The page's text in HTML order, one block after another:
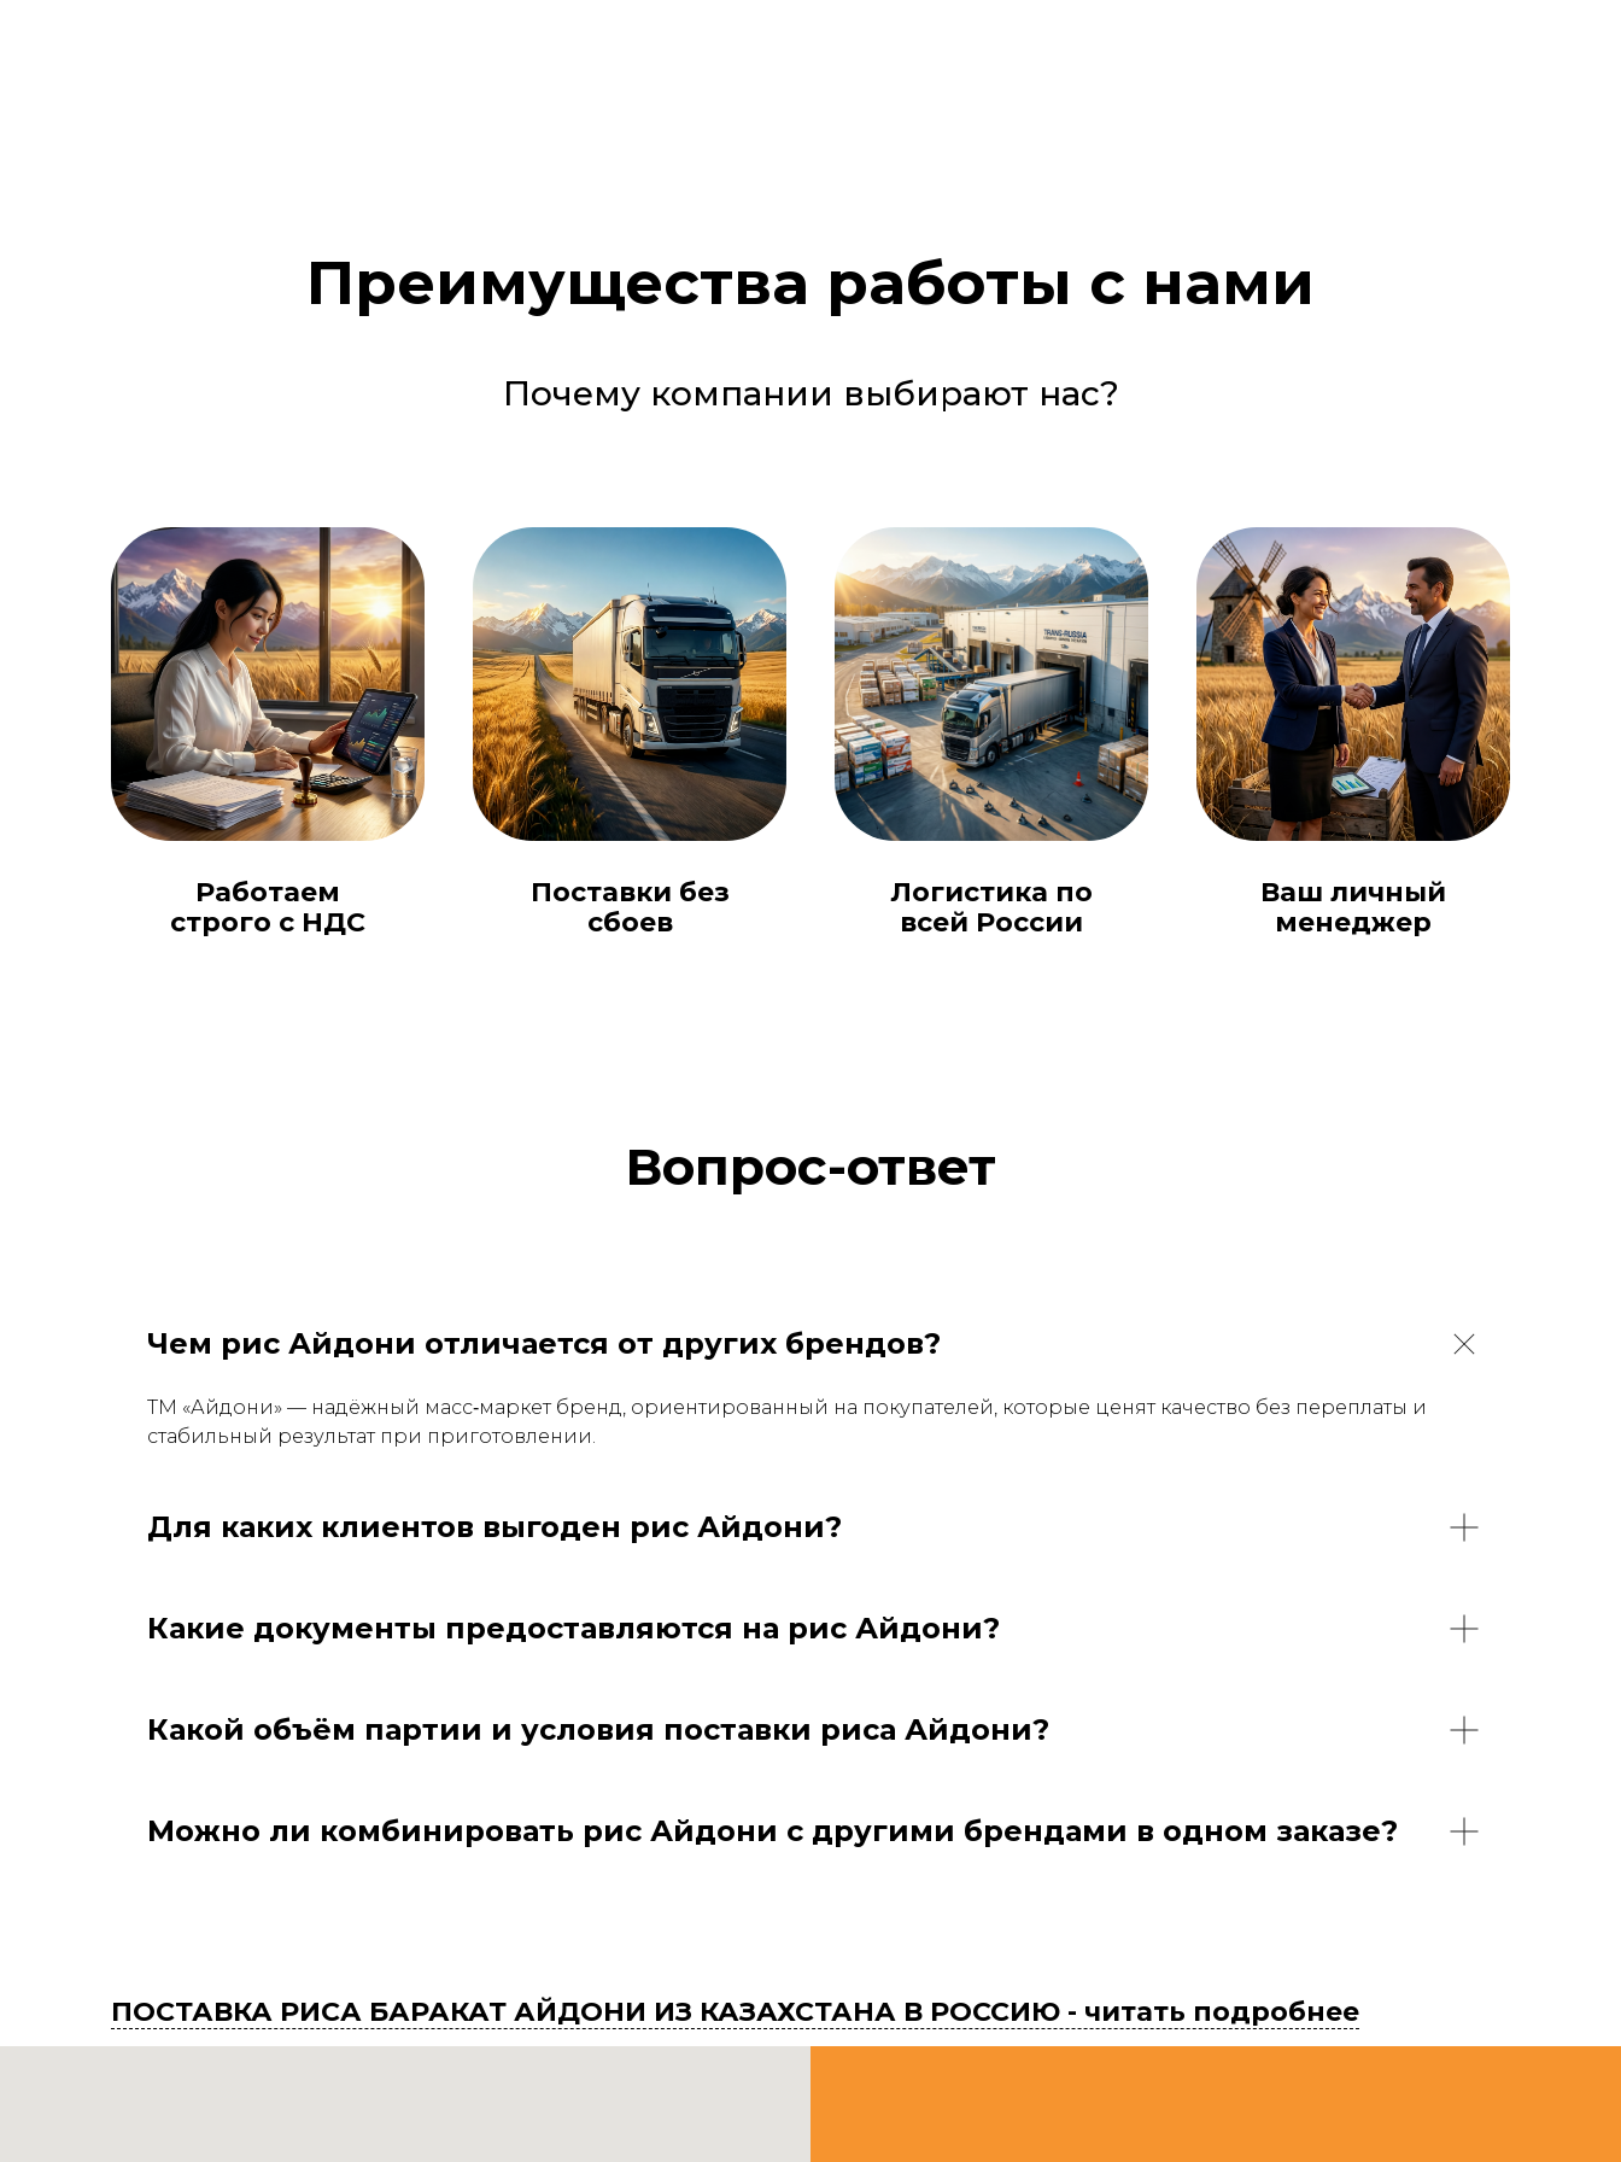
Преимущества работы с нами
Почему компании выбирают нас?
Работаем
строго с НДС
Поставки без
сбоев
Логистика по
всей России
Ваш личный
менеджер
Вопрос-ответ
Чем рис Айдони отличается от других брендов?
ТМ «Айдони» — надёжный масс‑маркет бренд, ориентированный на покупателей, которые ценят качество без переплаты и
стабильный результат при приготовлении.
Для каких клиентов выгоден рис Айдони?
Какие документы предоставляются на рис Айдони?
Какой объём партии и условия поставки риса Айдони?
Можно ли комбинировать рис Айдони с другими брендами в одном заказе?
ПОСТАВКА РИСА БАРАКАТ АЙДОНИ ИЗ КАЗАХСТАНА В РОССИЮ - читать подробнее